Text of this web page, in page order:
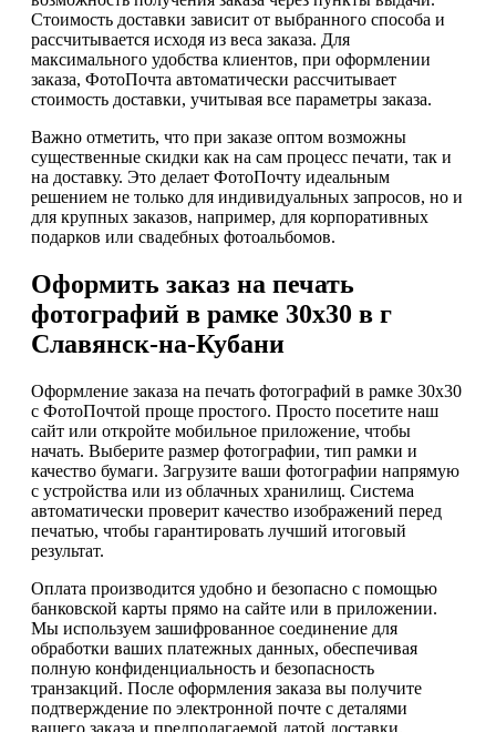
Стоимость доставки зависит от выбранного способа и
рассчитывается исходя из веса заказа. Для
максимального удобства клиентов, при оформлении
заказа, ФотоПочта автоматически рассчитывает
стоимость доставки, учитывая все параметры заказа.
Важно отметить, что при заказе оптом возможны
существенные скидки как на сам процесс печати, так и
на доставку. Это делает ФотоПочту идеальным
решением не только для индивидуальных запросов, но и
для крупных заказов, например, для корпоративных
подарков или свадебных фотоальбомов.
Оформить заказ на печать
фотографий в рамке 30х30 в г
Славянск-на-Кубани
Оформление заказа на печать фотографий в рамке 30х30
с ФотоПочтой проще простого. Просто посетите наш
сайт или откройте мобильное приложение, чтобы
начать. Выберите размер фотографии, тип рамки и
качество бумаги. Загрузите ваши фотографии напрямую
с устройства или из облачных хранилищ. Система
автоматически проверит качество изображений перед
печатью, чтобы гарантировать лучший итоговый
результат.
Оплата производится удобно и безопасно с помощью
банковской карты прямо на сайте или в приложении.
Мы используем зашифрованное соединение для
обработки ваших платежных данных, обеспечивая
полную конфиденциальность и безопасность
транзакций. После оформления заказа вы получите
подтверждение по электронной почте с деталями
вашего заказа и предполагаемой датой доставки.